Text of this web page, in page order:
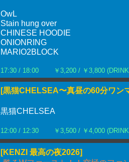
OwL
Stain hung over
CHINESE HOODIE
ONIONRING
MARIO2BLOCK
17:30 / 18:00 ￥3,200 / ￥3,800 (DRINK
[黒猫CHELSEA〜真昼の60分ワン
黒猫CHELSEA
12:00 / 12:30 ￥3,500 / ￥4,000 (DRINK
[KENZI 最高の夜2026]